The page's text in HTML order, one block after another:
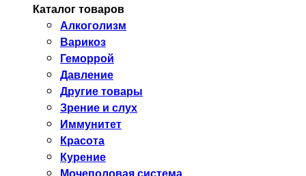
Каталог товаров
Алкоголизм
Варикоз
Геморрой
Давление
Другие товары
Зрение и слух
Иммунитет
Красота
Курение